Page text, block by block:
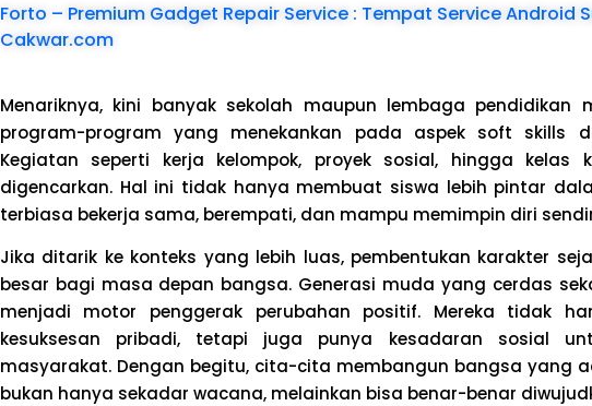
Forto – Premium Gadget Repair Service : Tempat Service Android
Cakwar.com
Menariknya, kini banyak sekolah maupun lembaga pendidikan
program-program yang menekankan pada aspek soft skills
Kegiatan seperti kerja kelompok, proyek sosial, hingga kelas
digencarkan. Hal ini tidak hanya membuat siswa lebih pintar
terbiasa bekerja sama, berempati, dan mampu memimpin diri
Jika ditarik ke konteks yang lebih luas, pembentukan karakter
besar bagi masa depan bangsa. Generasi muda yang cerdas
menjadi motor penggerak perubahan positif. Mereka tidak
kesuksesan pribadi, tetapi juga punya kesadaran sosial
masyarakat. Dengan begitu, cita-cita membangun bangsa yang
bukan hanya sekadar wacana, melainkan bisa benar-benar